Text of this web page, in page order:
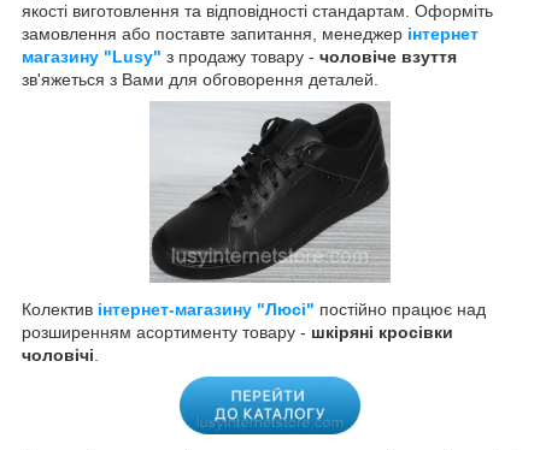
якості виготовлення та відповідності стандартам. Оформіть
замовлення або поставте запитання, менеджер інтернет
магазину "Lusy" з продажу товару - чоловіче взуття
зв'яжеться з Вами для обговорення деталей.
Колектив інтернет-магазину "Люсі" постійно працює над
розширенням асортименту товару - шкіряні кросівки
чоловічі